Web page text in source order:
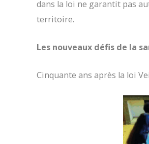
dans la loi ne garantit pas
territoire.
Les nouveaux défis de la
Cinquante ans après la loi